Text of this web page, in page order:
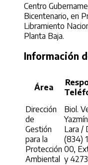
Centro
Bicentenario, en
Libramiento
Planta Baja.
Información
Área
Dirección
de
Gestión
para la
Protección
Ambiental
Biol.
Lara /
(834)
00,
y